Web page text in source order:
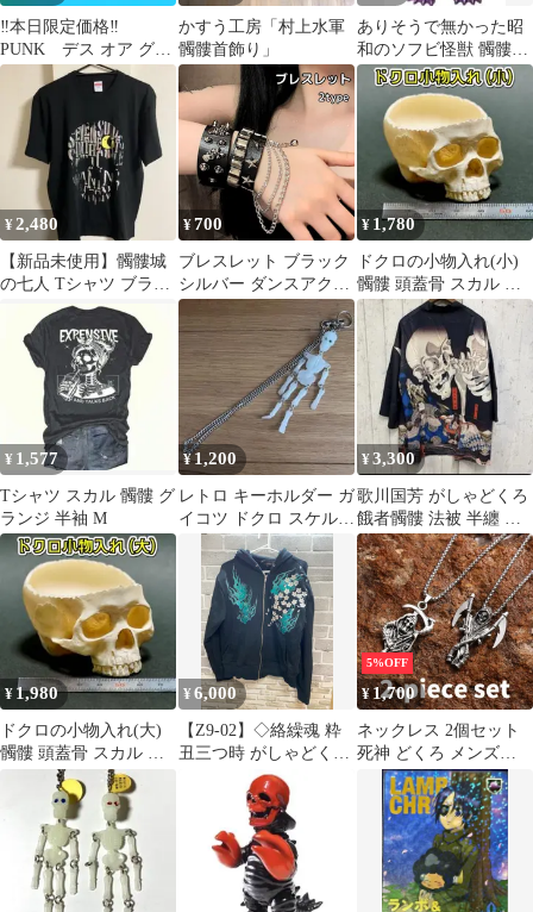
‼️本日限定価格‼️
PUNK デス オア グロ
ーリー or glory 髑髏
かすう工房「村上水軍
髑髏首飾り」
ありそうで無かった昭
和のソフビ怪獣 髑髏怪
獣 スカルリザース
¥2,480
【新品未使用】髑髏城
の七人 Tシャツ ブラッ
¥700
ブレスレット ブラック
シルバー ダンスアクセ
スカル 髑髏 星 ロック
パンク ストリート メン
ズ レディース キッズ
¥ 1,780
ドクロの小物入れ(小)
髑髏 頭蓋骨 スカル ガ
イコツ ホラー ハロウィ
¥ 1,577
Tシャツ スカル 髑髏 グ
ランジ 半袖 M
¥1,200
レトロ キーホルダー ガ
イコツ ドクロ スケルト
ン 骸骨 髑髏 蓄光
¥3,300
歌川国芳 がしゃどくろ
餓者髑髏 法被 半纏 は
っぴ 羽織 着物 和柄 作
務衣
¥ 1,980
ドクロの小物入れ(大)
髑髏 頭蓋骨 スカル ガ
イコツ ホラー ハロウィ
¥6,000
【Z9-02】◇絡繰魂 粋
丑三つ時 がしゃどくろ
刺繍 パーカー サイズ
5%OFF
¥1,700
ネックレス 2個セット
死神 どくろ メンズ
60cm シルバー がいこ
つ スカル 金属 ペンダ
ント アクセサリー スト
リート系 おしゃれ カジ
ュアル レディース
t11205